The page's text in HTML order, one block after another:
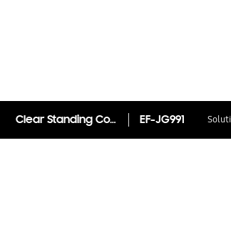
Clear Standing Cover EF-JG991 Galaxy S21 5G EF-JG991